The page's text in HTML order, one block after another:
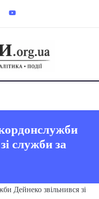
служби за